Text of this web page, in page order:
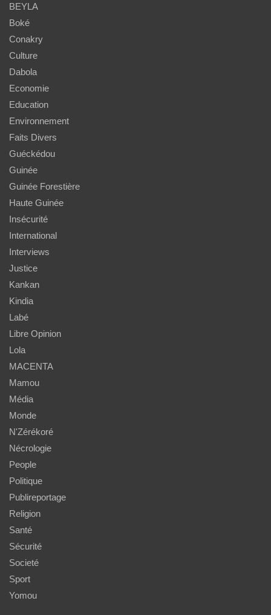
BEYLA
Boké
Conakry
Culture
Dabola
Economie
Education
Environnement
Faits Divers
Guéckédou
Guinée
Guinée Forestière
Haute Guinée
Insécurité
International
Interviews
Justice
Kankan
Kindia
Labé
Libre Opinion
Lola
MACENTA
Mamou
Média
Monde
N'Zérékoré
Nécrologie
People
Politique
Publireportage
Religion
Santé
Sécurité
Societé
Sport
Yomou